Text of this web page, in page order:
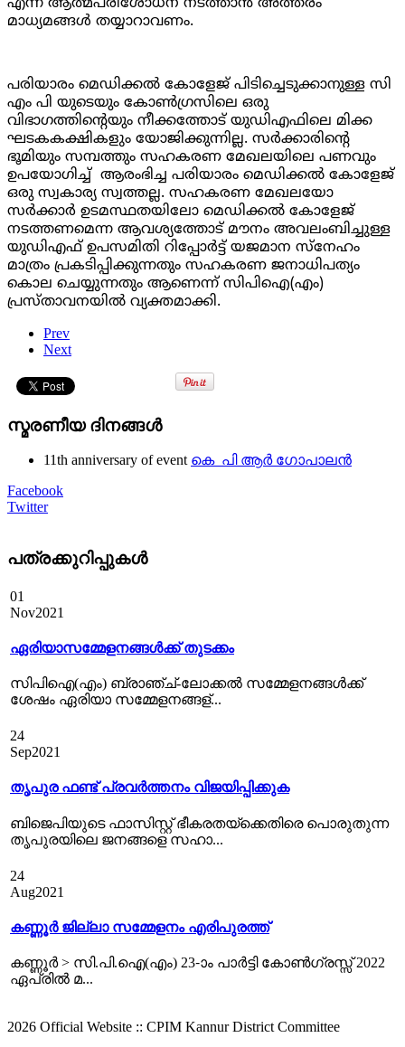
മാധ്യമങ്ങൾ തയ്യാറാവണം.
പരിയാരം മെഡിക്കൽ കോളേജ് പിടിച്ചെടുക്കാനുള്ള സി
എം പി യുടെയും കോൺഗ്രസിലെ ഒരു
വിഭാഗത്തിന്റെയും നീക്കത്തോട് യുഡിഎഫിലെ മിക്ക
ഘടകകക്ഷികളും യോജിക്കുന്നില്ല. സർക്കാരിന്റെ
ഭൂമിയും സമ്പത്തും സഹകരണ മേഖലയിലെ പണവും
ഉപയോഗിച്ച് ആരംഭിച്ച പരിയാരം മെഡിക്കൽ കോളേജ്
ഒരു സ്വകാര്യ സ്വത്തല്ല. സഹകരണ മേഖലയോ
സർക്കാർ ഉടമസ്ഥതയിലോ മെഡിക്കൽ കോളേജ്
നടത്തണമെന്ന ആവശ്യത്തോട് മൗനം അവലംബിച്ചുള്ള
യുഡിഎഫ് ഉപസമിതി റിപ്പോർട്ട് യജമാന സ്‌നേഹം
മാത്രം പ്രകടിപ്പിക്കുന്നതും സഹകരണ ജനാധിപത്യം
കൊല ചെയ്യുന്നതും ആണെന്ന് സിപിഐ(എം)
പ്രസ്താവനയിൽ വ്യക്തമാക്കി.
Prev
Next
സ്മരണീയ ദിനങ്ങൾ
11th anniversary of event കെ പി ആർ ഗോപാലൻ
Facebook
Twitter
പത്രക്കുറിപ്പുകള്‍
01
Nov2021
ഏരിയാസമ്മേളനങ്ങൾക്ക് തുടക്കം
സിപിഐ(എം) ബ്രാഞ്ച്-ലോക്കല്‍ സമ്മേളനങ്ങള്‍ക്ക്
ശേഷം ഏരിയാ സമ്മേളനങ്ങള്...
24
Sep2021
തൃപുര ഫണ്ട് പ്രവര്‍ത്തനം വിജയിപ്പിക്കുക
ബിജെപിയുടെ ഫാസിസ്റ്റ് ഭീകരതയ്ക്കെതിരെ പൊരുതുന്ന
തൃപുരയിലെ ജനങ്ങളെ സഹാ...
24
Aug2021
കണ്ണൂർ ജില്ലാ സമ്മേളനം എരിപുരത്ത്‌
കണ്ണൂര്‍ > സി.പി.ഐ(എം) 23-ാം പാര്‍ട്ടി കോണ്‍ഗ്രസ്സ് 2022
ഏപ്രില്‍ മ...
2026 Official Website :: CPIM Kannur District Committee